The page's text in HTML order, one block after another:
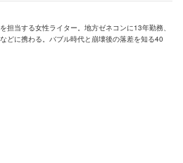
担当する女性ライター。地方ゼネコンに13年勤務、
どに携わる。バブル時代と崩壊後の落差を知る40